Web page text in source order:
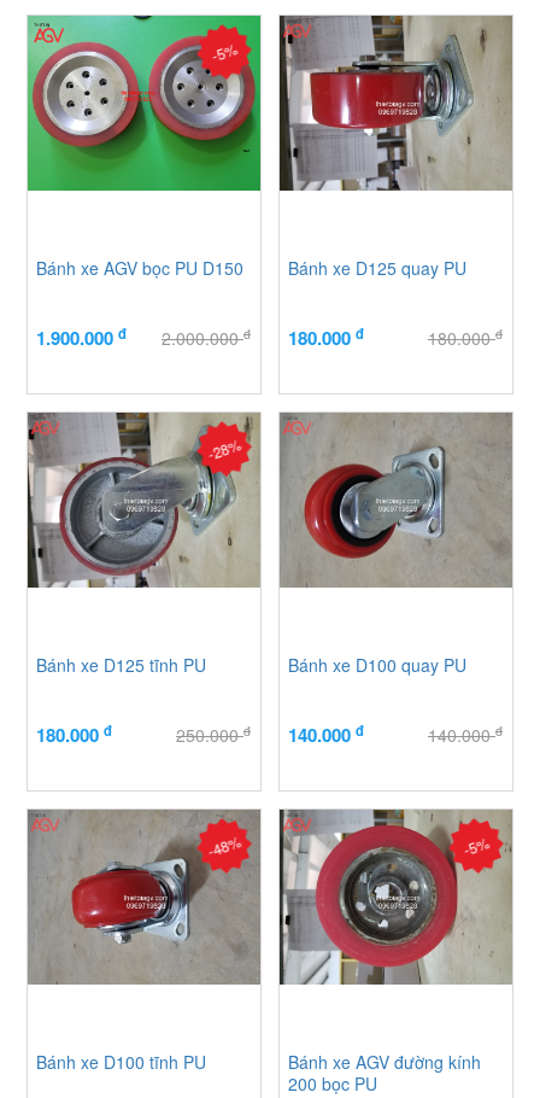
-5%
Bánh xe AGV bọc PU D150
1.900.000 đ 2.000.000đ
Bánh xe D125 quay PU
180.000 đ 180.000đ
-28%
Bánh xe D125 tĩnh PU
180.000 đ 250.000đ
Bánh xe D100 quay PU
140.000 đ 140.000đ
-48%
Bánh xe D100 tĩnh PU
-5%
Bánh xe AGV đường kính
200 bọc PU